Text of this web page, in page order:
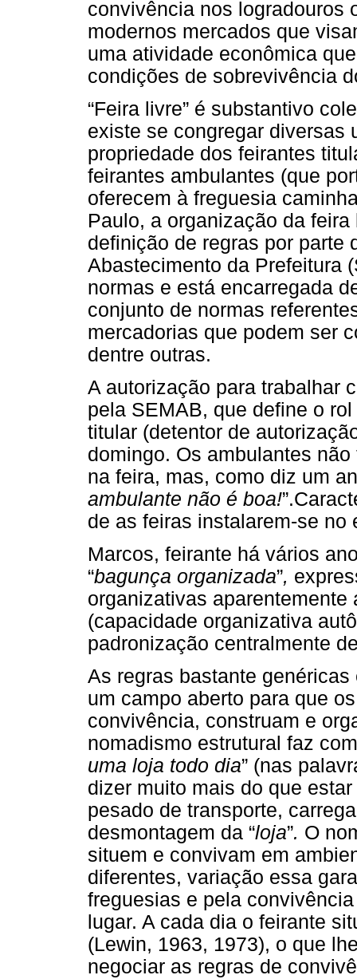
convivência nos logradouros
modernos mercados que
uma atividade econômica
condições de sobrevivência
“Feira livre” é substantivo
existe se congregar diversas
propriedade dos feirantes
feirantes ambulantes (que
oferecem à freguesia
Paulo, a organização da
definição de regras por parte
Abastecimento da Prefeitura
normas e está encarregada
conjunto de normas
mercadorias que podem ser
dentre outras.
A autorização para trabalhar
pela SEMAB, que define o
titular (detentor de
domingo. Os ambulantes
na feira, mas, como diz um
ambulante não é boa!
de as feiras instalarem-se
Marcos, feirante há vários
“bagunça organizada”,
organizativas
(capacidade organizativa
padronização centralmente
As regras bastante
um campo aberto para que
convivência, construam e
nomadismo estrutural faz
uma loja todo dia” (nas
dizer muito mais do que
pesado de transporte,
desmontagem da “loja”. O
situem e convivam em
diferentes, variação essa
freguesias e pela
lugar. A cada dia o feirante
(Lewin, 1963, 1973), o que
negociar as regras de